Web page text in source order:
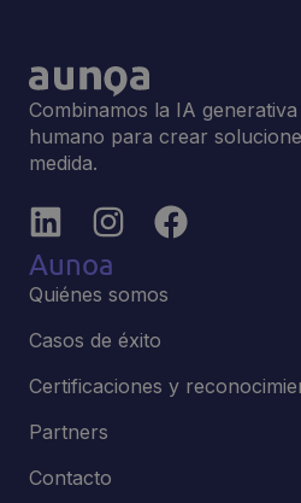
Combinamos la IA
humano para crear
medida.
Aunoa
Quiénes somos
Casos de éxito
Certificaciones y
Partners
Contacto